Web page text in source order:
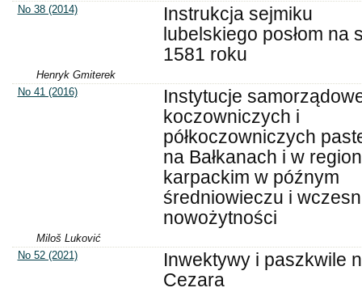
No 38 (2014)
Instrukcja sejmiku
lubelskiego posłom na
1581 roku
Henryk Gmiterek
No 41 (2016)
Instytucje
koczowniczych i
półkoczowniczych
na Bałkanach i w
karpackim w późnym
średniowieczu i
nowożytności
Miloš Luković
No 52 (2021)
Inwektywy i paszkwile
Cezara